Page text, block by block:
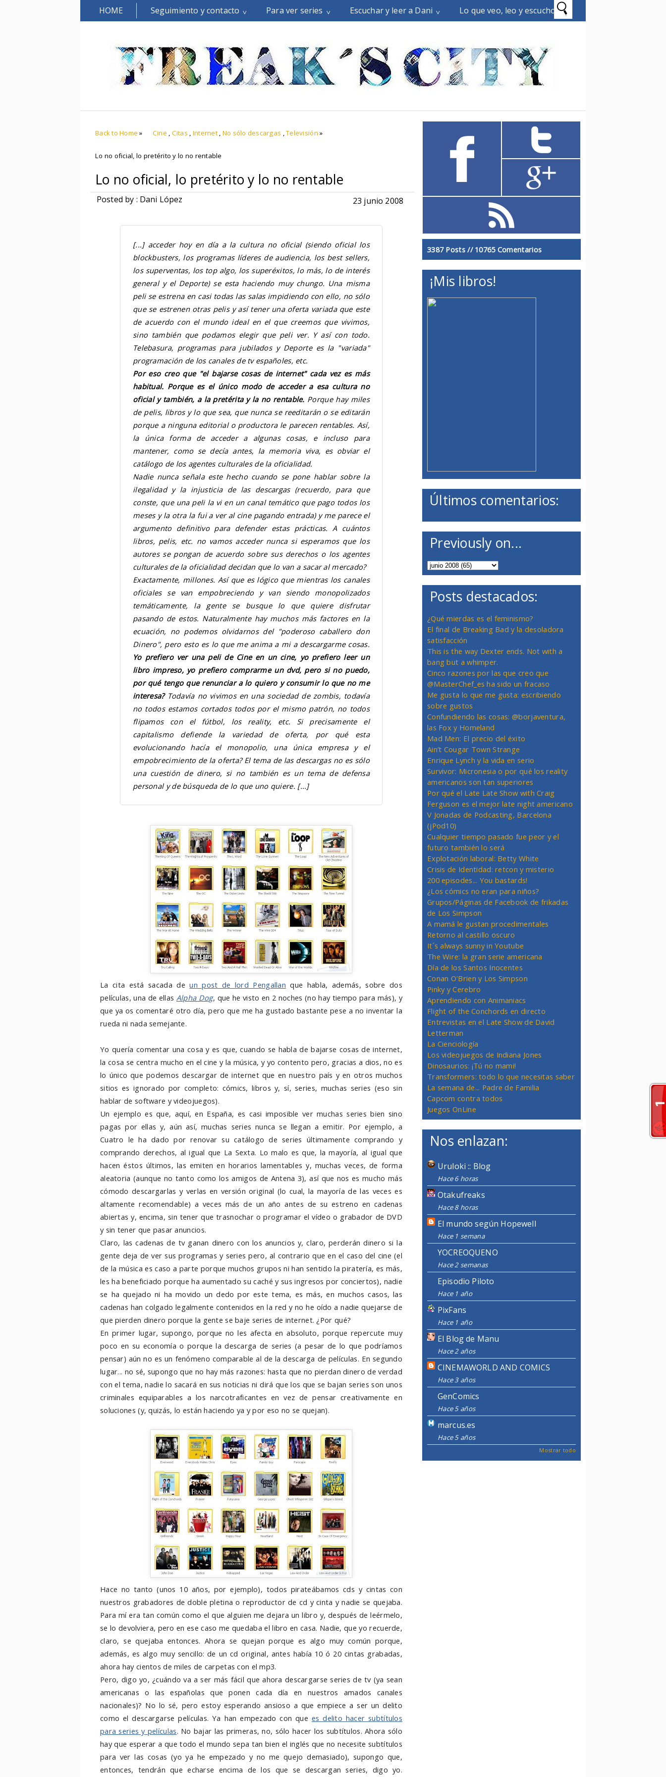
HOME Seguimiento y contacto Para ver series Escuchar y leer a Dani Lo que veo, leo y escucho
Back to Home » Cine , Citas , Internet, No sólo descargas ,Televisión »
Lo no oficial, lo pretérito y lo no rentable
Lo no oficial, lo pretérito y lo no rentable
Posted by : Dani López 23 junio 2008
[...] acceder hoy en día a la cultura no oficial (siendo oficial los
blockbusters, los programas líderes de audiencia, los best sellers,
los superventas, los top algo, los superéxitos, lo más, lo de interés
general y el Deporte) se esta haciendo muy chungo. Una misma
peli se estrena en casi todas las salas impidiendo con ello, no sólo
que se estrenen otras pelis y así tener una oferta variada que este
de acuerdo con el mundo ideal en el que creemos que vivimos,
sino también que podamos elegir que peli ver. Y así con todo.
Telebasura, programas para jubilados y Deporte es la "variada"
programación de los canales de tv españoles, etc.
Por eso creo que "el bajarse cosas de internet" cada vez es más
habitual. Porque es el único modo de acceder a esa cultura no
oficial y también, a la pretérita y la no rentable. Porque hay miles
de pelis, libros y lo que sea, que nunca se reeditarán o se editarán
porque a ninguna editorial o productora le parecen rentables. Así,
la única forma de acceder a algunas cosas, e incluso para
mantener, como se decía antes, la memoria viva, es obviar el
catálogo de los agentes culturales de la oficialidad.
Nadie nunca señala este hecho cuando se pone hablar sobre la
ilegalidad y la injusticia de las descargas (recuerdo, para que
conste, que una peli la vi en un canal temático que pago todos los
meses y la otra la fui a ver al cine pagando entrada) y me parece el
argumento definitivo para defender estas prácticas. A cuántos
libros, pelis, etc. no vamos acceder nunca si esperamos que los
autores se pongan de acuerdo sobre sus derechos o los agentes
culturales de la oficialidad decidan que lo van a sacar al mercado?
Exactamente, millones. Así que es lógico que mientras los canales
oficiales se van empobreciendo y van siendo monopolizados
temáticamente, la gente se busque lo que quiere disfrutar
pasando de estos. Naturalmente hay muchos más factores en la
ecuación, no podemos olvidarnos del "poderoso caballero don
Dinero", pero esto es lo que me anima a mi a descargarme cosas.
Yo prefiero ver una peli de Cine en un cine, yo prefiero leer un
libro impreso, yo prefiero comprarme un dvd, pero si no puedo,
por qué tengo que renunciar a lo quiero y consumir lo que no me
interesa? Todavía no vivimos en una sociedad de zombis, todavía
no todos estamos cortados todos por el mismo patrón, no todos
flipamos con el fútbol, los reality, etc. Si precisamente el
capitalismo defiende la variedad de oferta, por qué esta
evolucionando hacía el monopolio, una única empresa y el
empobrecimiento de la oferta? El tema de las descargas no es sólo
una cuestión de dinero, si no también es un tema de defensa
personal y de búsqueda de lo que uno quiere. [...]
La cita está sacada deun post de lord Pengallan que habla, además, sobre dos
películas, una de ellas Alpha Dog, que he visto en 2 noches (no hay tiempo para más), y
que ya os comentaré otro día, pero que me ha gustado bastante pese a no inventar la
rueda ni nada semejante.
Yo quería comentar una cosa y es que, cuando se habla de bajarse cosas de internet,
la cosa se centra mucho en el cine y la música, y yo contento pero, gracias a dios, no es
lo único que podemos descargar de internet que en nuestro país y en otros muchos
sitios es ignorado por completo: cómics, libros y, sí, series, muchas series (eso sin
hablar de software y videojuegos).
Un ejemplo es que, aquí, en España, es casi imposible ver muchas series bien sino
pagas por ellas y, aún así, muchas series nunca se llegan a emitir. Por ejemplo, a
Cuatro le ha dado por renovar su catálogo de series últimamente comprando y
comprando derechos, al igual que La Sexta. Lo malo es que, la mayoría, al igual que
hacen éstos últimos, las emiten en horarios lamentables y, muchas veces, de forma
aleatoria (aunque no tanto como los amigos de Antena 3), así que nos es mucho más
cómodo descargarlas y verlas en versión original (lo cual, la mayoría de las veces es
altamente recomendable) a veces más de un año antes de su estreno en cadenas
abiertas y, encima, sin tener que trasnochar o programar el vídeo o grabador de DVD
y sin tener que pasar anuncios.
Claro, las cadenas de tv ganan dinero con los anuncios y, claro, perderán dinero si la
gente deja de ver sus programas y series pero, al contrario que en el caso del cine (el
de la música es caso a parte porque muchos grupos ni han sentido la piratería, es más,
les ha beneficiado porque ha aumentado su caché y sus ingresos por conciertos), nadie
se ha quejado ni ha movido un dedo por este tema, es más, en muchos casos, las
cadenas han colgado legalmente contenidos en la red y no he oído a nadie quejarse de
que pierden dinero porque la gente se baje series de internet. ¿Por qué?
En primer lugar, supongo, porque no les afecta en absoluto, porque repercute muy
poco en su economía o porque la descarga de series (a pesar de lo que podríamos
pensar) aún no es un fenómeno comparable al de la descarga de películas. En segundo
lugar... no sé, supongo que no hay más razones: hasta que no pierdan dinero de verdad
con el tema, nadie lo sacará en sus noticias ni dirá que los que se bajan series son unos
criminales equiparables a los narcotraficantes en vez de pensar creativamente en
soluciones (y, quizás, lo están haciendo ya y por eso no se quejan).
Hace no tanto (unos 10 años, por ejemplo), todos pirateábamos cds y cintas con
nuestros grabadores de doble pletina o reproductor de cd y cinta y nadie se quejaba.
Para mí era tan común como el que alguien me dejara un libro y, después de leérmelo,
se lo devolviera, pero en ese caso me quedaba el libro en casa. Nadie, que yo recuerde,
claro, se quejaba entonces. Ahora se quejan porque es algo muy común porque,
además, es algo muy sencillo: de un cd original, antes había 10 ó 20 cintas grabadas,
ahora hay cientos de miles de carpetas con el mp3.
Pero, digo yo, ¿cuándo va a ser más fácil que ahora descargarse series de tv (ya sean
americanas o las españolas que ponen cada día en nuestros amados canales
nacionales)? No lo sé, pero estoy esperando ansioso a que empiece a ser un delito
como el descargarse películas. Ya han empezado con que es delito hacer subtítulos
para series y películas. No bajar las primeras, no, sólo hacer los subtítulos. Ahora sólo
hay que esperar a que todo el mundo sepa tan bien el inglés que no necesite subtítulos
para ver las cosas (yo ya he empezado y no me quejo demasiado), supongo que,
entonces, tendrán que echarse encima de los que se descargan series, digo yo.
3387 Posts // 10765 Comentarios
¡Mis libros!
Últimos comentarios:
Previously on...
Posts destacados:
¿Qué mierdas es el feminismo?
El final de Breaking Bad y la desoladora
satisfacción
This is the way Dexter ends. Not with a
bang but a whimper.
Cinco razones por las que creo que
@MasterChef_es ha sido un fracaso
Me gusta lo que me gusta: escribiendo
sobre gustos
Confundiendo las cosas: @borjaventura,
las Fox y Homeland
Mad Men: El precio del éxito
Ain’t Cougar Town Strange
Enrique Lynch y la vida en serio
Survivor: Micronesia o por qué los reality
americanos son tan superiores
Por qué el Late Late Show with Craig
Ferguson es el mejor late night americano
V Jonadas de Podcasting, Barcelona
(jPod10)
Cualquier tiempo pasado fue peor y el
futuro también lo será
Explotación laboral: Betty White
Crisis de Identidad: retcon y misterio
200 episodes... You bastards!
¿Los cómics no eran para niños?
Grupos/Páginas de Facebook de frikadas
de Los Simpson
A mamá le gustan procedimentales
Retorno al castillo oscuro
It´s always sunny in Youtube
The Wire: la gran serie americana
Día de los Santos Inocentes
Conan O'Brien y Los Simpson
Pinky y Cerebro
Aprendiendo con Animaniacs
Flight of the Conchords en directo
Entrevistas en el Late Show de David
Letterman
La Cienciología
Los videojuegos de Indiana Jones
Dinosaurios: ¡Tú no mami!
Transformers: todo lo que necesitas saber
La semana de... Padre de Familia
Capcom contra todos
Juegos OnLine
Nos enlazan:
Uruloki :: Blog
Hace 6 horas
Otakufreaks
Hace 8 horas
El mundo según Hopewell
Hace 1 semana
YOCREOQUENO
Hace 2 semanas
Episodio Piloto
Hace 1 año
PixFans
Hace 1 año
El Blog de Manu
Hace 2 años
CINEMAWORLD AND COMICS
Hace 3 años
GenComics
Hace 5 años
marcus.es
Hace 5 años
Mostrar todo